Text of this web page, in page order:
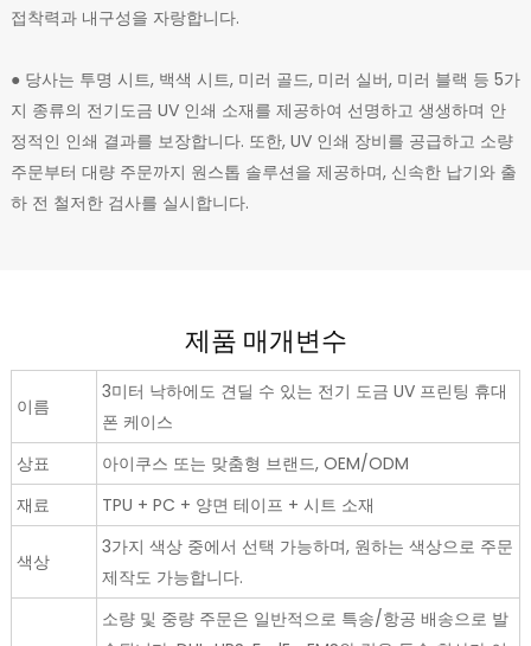
접착력과 내구성을 자랑합니다.
● 당사는 투명 시트, 백색 시트, 미러 골드, 미러 실버, 미러 블랙 등 5가
지 종류의 전기도금 UV 인쇄 소재를 제공하여 선명하고 생생하며 안
정적인 인쇄 결과를 보장합니다. 또한, UV 인쇄 장비를 공급하고 소량
주문부터 대량 주문까지 원스톱 솔루션을 제공하며, 신속한 납기와 출
하 전 철저한 검사를 실시합니다.
제품 매개변수
이름
3미터 낙하에도 견딜 수 있는 전기 도금 UV 프린팅 휴대
폰 케이스
상표
아이쿠스 또는 맞춤형 브랜드, OEM/ODM
재료
TPU + PC + 양면 테이프 + 시트 소재
색상
3가지 색상 중에서 선택 가능하며, 원하는 색상으로 주문
제작도 가능합니다.
소량 및 중량 주문은 일반적으로 특송/항공 배송으로 발